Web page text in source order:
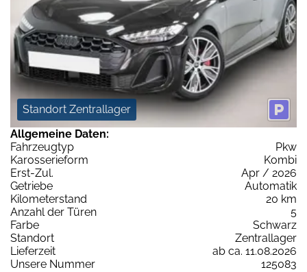
Standort Zentrallager
Allgemeine Daten:
Fahrzeugtyp
Pkw
Karosserieform
Kombi
Erst-Zul.
Apr / 2026
Getriebe
Automatik
Kilometerstand
20 km
Anzahl der Türen
5
Farbe
Schwarz
Standort
Zentrallager
Lieferzeit
ab ca. 11.08.2026
Unsere Nummer
125083